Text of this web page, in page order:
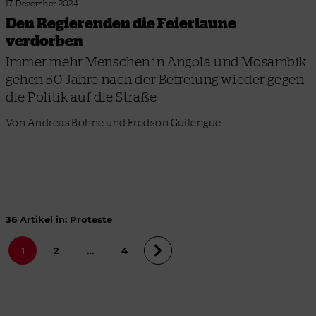
17. Dezember 2024
Den Regierenden die Feierlaune
verdorben
Immer mehr Menschen in Angola und Mosambik
gehen 50 Jahre nach der Befreiung wieder gegen
die Politik auf die Straße
Von Andreas Bohne und Fredson Guilengue
36 Artikel in: Proteste
1 2 … 4